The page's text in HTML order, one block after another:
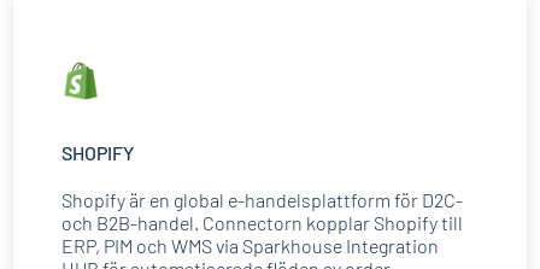
SHOPIFY
Shopify är en global e-handelsplattform för D2C-
och B2B-handel. Connectorn kopplar Shopify till
ERP, PIM och WMS via Sparkhouse Integration